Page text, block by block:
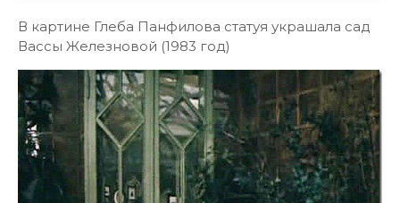
В картине Глеба Панфилова статуя украшала сад
Вассы Железновой (1983 год)